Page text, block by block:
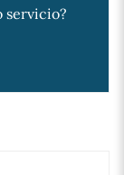
servicio?